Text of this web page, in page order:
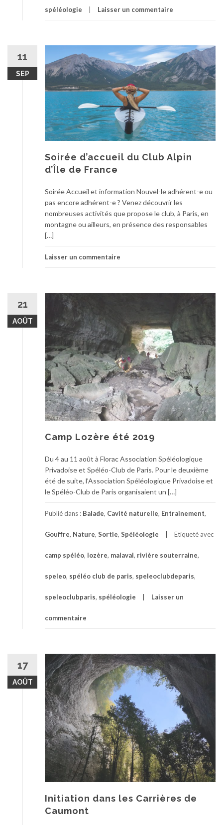
spéléologie Laisser un commentaire
11
SEP
Soirée d’accueil du Club Alpin
d’Île de France
Soirée Accueil et information Nouvel-le adhérent-e ou
pas encore adhérent-e ? Venez découvrir les
nombreuses activités que propose le club, à Paris, en
montagne ou ailleurs, en présence des responsables
[…]
Laisser un commentaire
21
AOÛT
Camp Lozère été 2019
Du 4 au 11 août à Florac Association Spéléologique
Privadoise et Spéléo-Club de Paris. Pour le deuxième
été de suite, l’Association Spéléologique Privadoise et
le Spéléo-Club de Paris organisaient un […]
Publié dans : Balade, Cavité naturelle, Entrainement,
Gouffre, Nature, Sortie, Spéléologie Étiqueté avec
camp spéléo, lozère, malaval, rivière souterraine,
speleo, spéléo club de paris, speleoclubdeparis,
speleoclubparis, spéléologie Laisser un
commentaire
17
AOÛT
Initiation dans les Carrières de
Caumont